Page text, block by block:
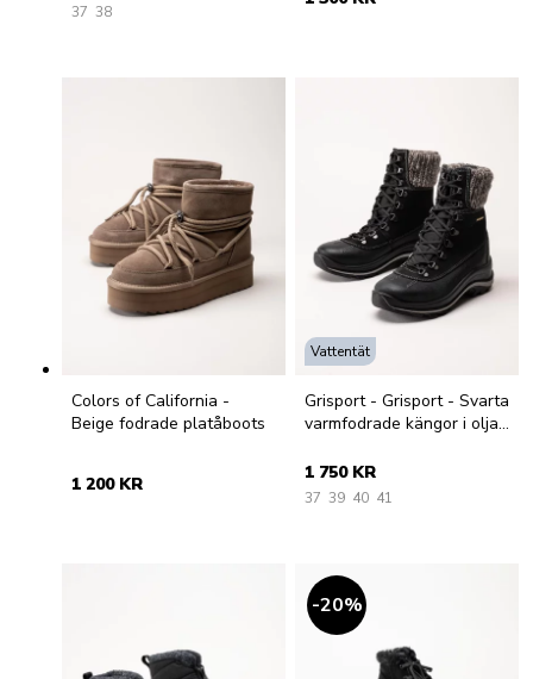
37 38
Colors of California -
Beige fodrade platåboots
1 200 KR
Vattentät
Grisport - Grisport - Svarta
varmfodrade kängor i oljat
1 750 KR
37 39 40 41
20%